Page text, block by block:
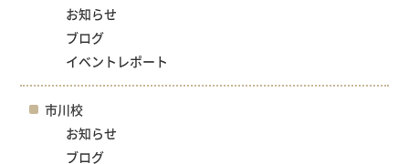
お知らせ
ブログ
イベントレポート
市川校
お知らせ
ブログ